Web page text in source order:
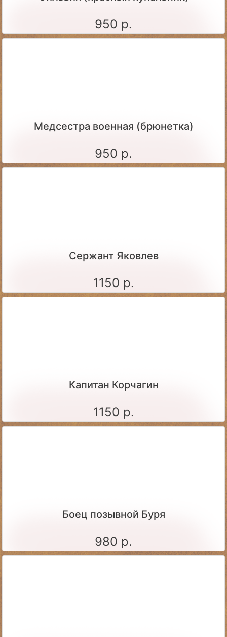
950 р.
Медсестра военная (брюнетка)
950 р.
Сержант Яковлев
1150 р.
Капитан Корчагин
1150 р.
Боец позывной Буря
980 р.